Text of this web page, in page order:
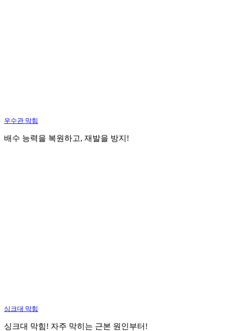
우수관 막힘
배수 능력을 복원하고, 재발을 방지!
싱크대 막힘
싱크대 막힘! 자주 막히는 근본 원인부터!